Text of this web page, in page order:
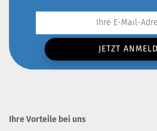
Ihre Vorteile bei uns